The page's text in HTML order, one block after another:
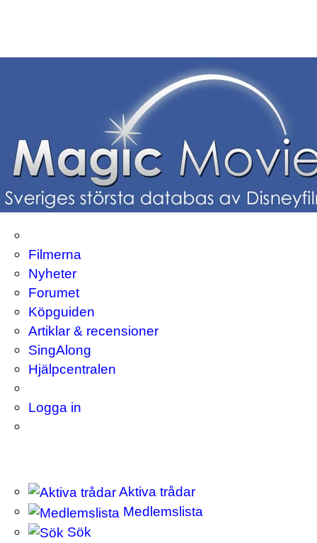
Filmerna
Nyheter
Forumet
Köpguiden
Artiklar & recensioner
SingAlong
Hjälpcentralen
Logga in
Aktiva trådar
Medlemslista
Sök